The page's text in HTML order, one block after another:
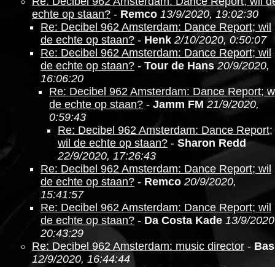
echte op staan? - Remco 13/9/2020, 19:02:30
Re: Decibel 962 Amsterdam: Dance Report; wil
de echte op staan? - Henk 2/10/2020, 0:50:07
Re: Decibel 962 Amsterdam: Dance Report; wil
de echte op staan? - Tour de Hans 20/9/2020,
16:06:20
Re: Decibel 962 Amsterdam: Dance Report;
de echte op staan? - Jamm FM 21/9/2020,
0:59:43
Re: Decibel 962 Amsterdam: Dance Report;
wil de echte op staan? - Sharon Redd
22/9/2020, 17:26:43
Re: Decibel 962 Amsterdam: Dance Report; wil
de echte op staan? - Remco 20/9/2020,
15:41:57
Re: Decibel 962 Amsterdam: Dance Report; wil
de echte op staan? - Da Costa Kade 13/9/
20:43:29
Re: Decibel 962 Amsterdam: music director - Bas
12/9/2020, 16:44:44